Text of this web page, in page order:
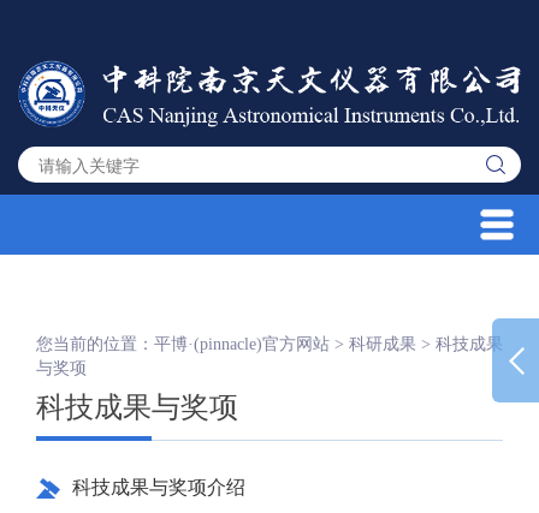
您当前的位置： 平博·(pinnacle)官方网站 > 科研成果 > 科技成果
与奖项
科技成果与奖项
科技成果与奖项介绍